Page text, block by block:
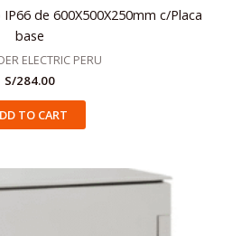
de 600X500X250mm c/Placa
base
ELECTRIC PERU
S/284.00
TO CART